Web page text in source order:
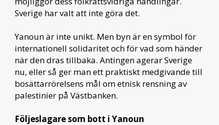
Sverige har valt att inte göra det.
Yanoun är inte unikt. Men byn är en symbol för
internationell solidaritet och för vad som händer
när den dras tillbaka. Antingen agerar Sverige
nu, eller så ger man ett praktiskt medgivande till
bosättarrörelsens mål om etnisk rensning av
palestinier på Västbanken.
Följeslagare som bott i Yanoun